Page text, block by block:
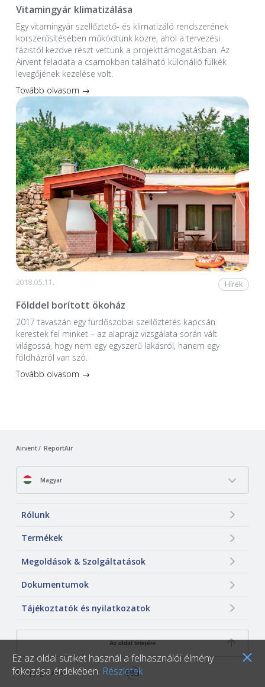
Vitamingyár klimatizálása
Egy vitamingyár szellőztető- és klimatizáló rendszerének
korszerűsítésében működtünk közre, ahol a tervezési
fázistól kezdve részt vettünk a projekttámogatásban. Az
Airvent feladata a csarnokban található különálló fülkék
levegőjének kezelése volt.
Tovább olvasom →
2018.05.11. Hírek
Földdel borított ökoház
2017 tavaszán egy fürdőszobai szellőztetés kapcsán
kerestek fel minket – az alaprajz vizsgálata során vált
világossá, hogy nem egy egyszerű lakásról, hanem egy
földházról van szó.
Tovább olvasom →
Ez az oldal sütiket használ a felhasználói élmény
fokozása érdekében. Részletek
Airvent ReportAir
Magyar
Rólunk
Termékek
Megoldások & Szolgáltatások
Dokumentumok
Tájékoztatók és nyilatkozatok
Az oldal tetejére
© Copyright Airvent